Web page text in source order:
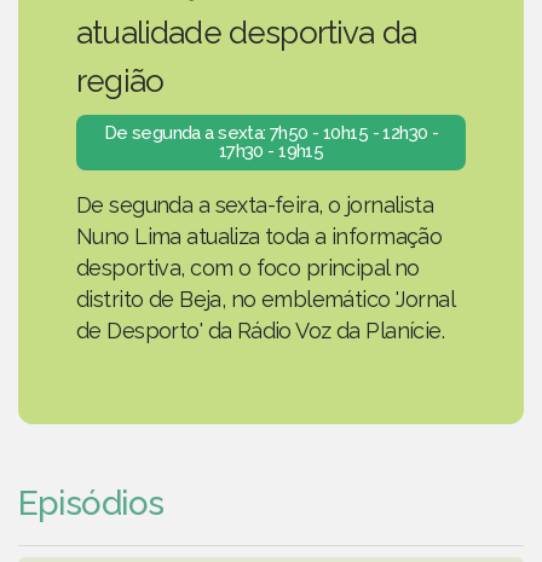
atualidade desportiva da
região
De segunda a sexta: 7h50 - 10h15 - 12h30 -
17h30 - 19h15
De segunda a sexta-feira, o jornalista
Nuno Lima atualiza toda a informação
desportiva, com o foco principal no
distrito de Beja, no emblemático 'Jornal
de Desporto' da Rádio Voz da Planície.
Episódios